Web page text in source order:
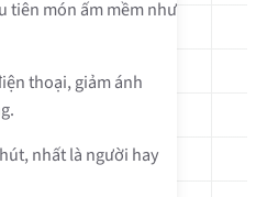
tiên món ấm mềm như
thoại, giảm ánh
nhất là người hay